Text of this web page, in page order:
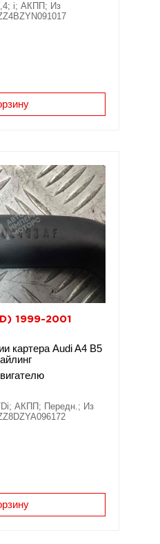
i; АКПП; Из
1999-2001
картера Audi A4 B5
АКПП; Передн.; Из